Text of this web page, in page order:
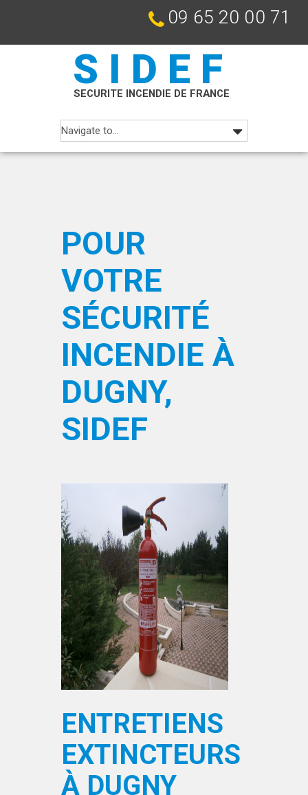
09 65 20 00 71
SIDEF
SECURITE INCENDIE DE FRANCE
POUR
VOTRE
SÉCURITÉ
INCENDIE À
DUGNY,
SIDEF
ENTRETIENS
EXTINCTEURS
À DUGNY